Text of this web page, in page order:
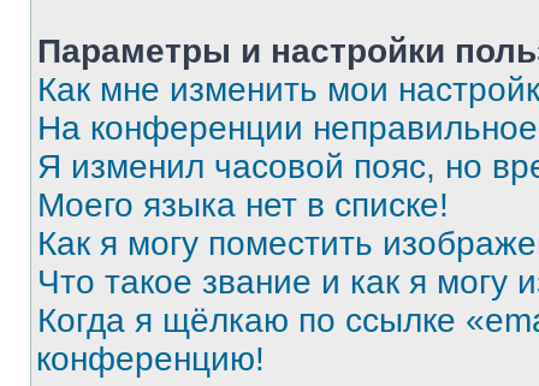
Параметры и настройки
Как мне изменить мои
На конференции
Я изменил часовой пояс, но
Моего языка нет в списке!
Как я могу поместить
Что такое звание и как я могу
Когда я щёлкаю по ссылке
конференцию!